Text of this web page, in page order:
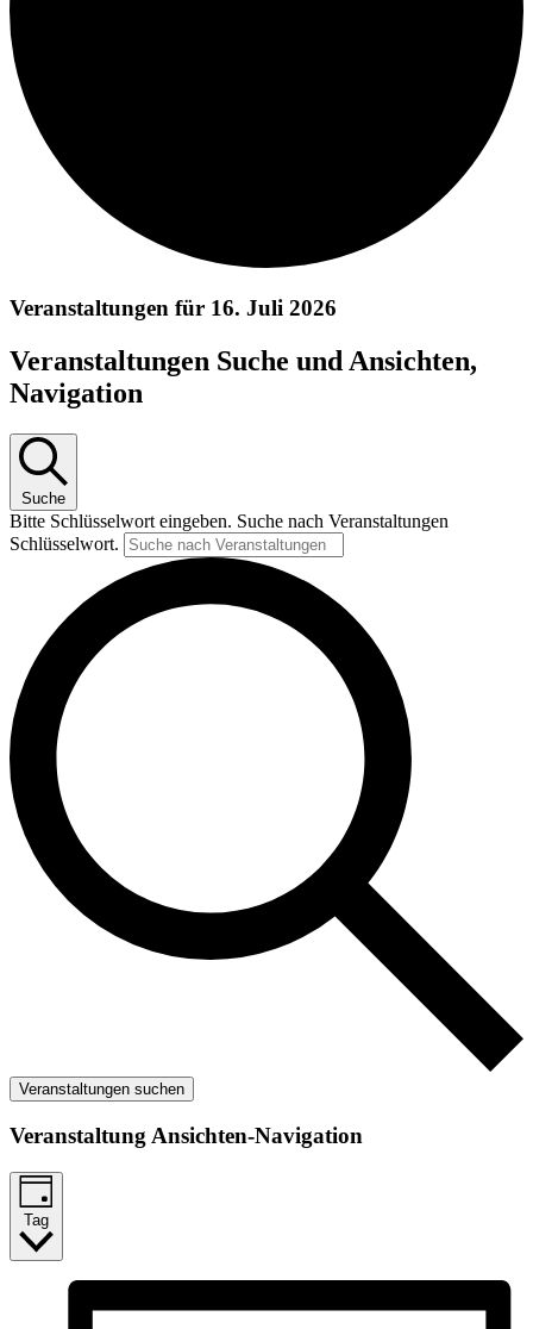
Veranstaltungen für 16. Juli 2026
Veranstaltungen Suche und Ansichten,
Navigation
Suche
Bitte Schlüsselwort eingeben. Suche nach Veranstaltungen
Schlüsselwort.
Veranstaltungen suchen
Veranstaltung Ansichten-Navigation
Tag